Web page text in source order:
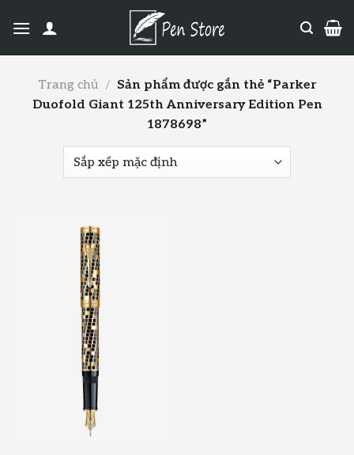
Trang chủ / Sản phẩm được gắn thẻ “Parker
Duofold Giant 125th Anniversary Edition Pen
1878698”